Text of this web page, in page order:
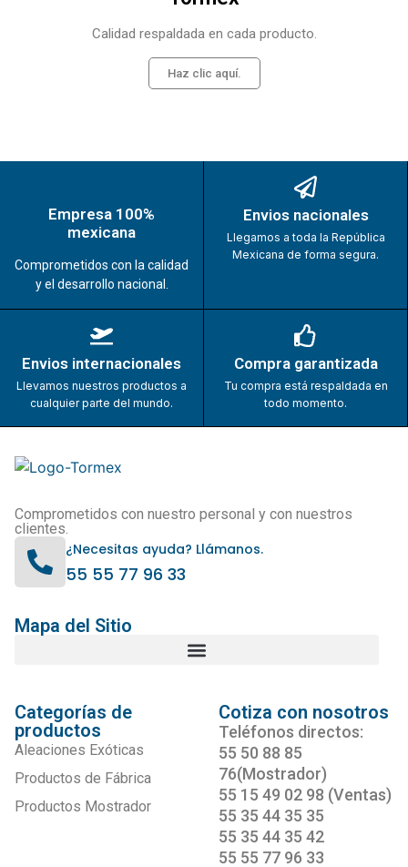
Calidad respaldada en cada producto.
Haz clic aquí.
Empresa 100%
mexicana
Comprometidos con la calidad
y el desarrollo nacional.
Envios nacionales
Llegamos a toda la República
Mexicana de forma segura.
Envios internacionales
Llevamos nuestros productos a
cualquier parte del mundo.
Compra garantizada
Tu compra está respaldada en
todo momento.
Comprometidos con nuestro personal y con nuestros
clientes.
¿Necesitas ayuda? Llámanos.
55 55 77 96 33
Mapa del Sitio
Categorías de
productos
Aleaciones Exóticas
Productos de Fábrica
Productos Mostrador
Cotiza con nosotros
Teléfonos directos:
55 50 88 85
76(Mostrador)
55 15 49 02 98 (Ventas)
55 35 44 35 35
55 35 44 35 42
55 55 77 96 33